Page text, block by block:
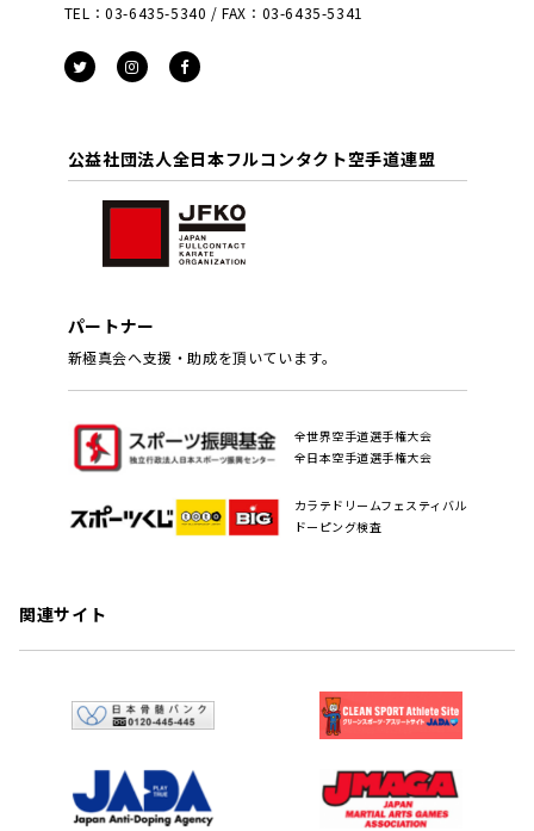
TEL：03-6435-5340 / FAX：03-6435-5341
公益社団法人全日本フルコンタクト空手道連盟
パートナー
新極真会へ支援・助成を頂いています。
全世界空手道選手権大会
全日本空手道選手権大会
カラテドリームフェスティバル
ドーピング検査
関連サイト